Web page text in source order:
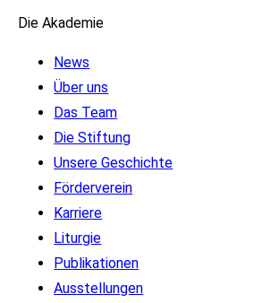
Die Akademie
News
Über uns
Das Team
Die Stiftung
Unsere Geschichte
Förderverein
Karriere
Liturgie
Publikationen
Ausstellungen